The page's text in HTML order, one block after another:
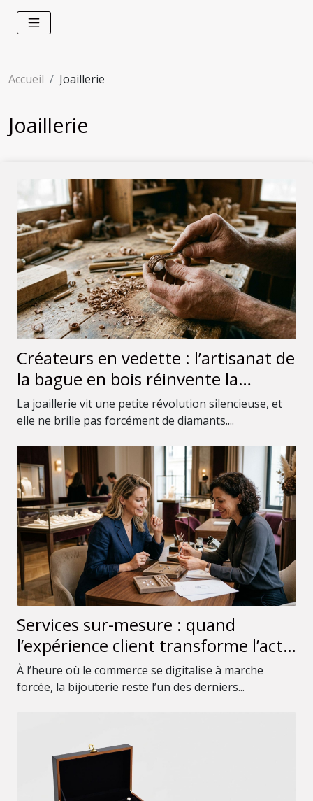
Accueil Joaillerie
Joaillerie
Créateurs en vedette : l’artisanat de
la bague en bois réinvente la
joaillerie
La joaillerie vit une petite révolution silencieuse, et
elle ne brille pas forcément de diamants....
Services sur-mesure : quand
l’expérience client transforme l’acte
d’achat en bijouterie
À l’heure où le commerce se digitalise à marche
forcée, la bijouterie reste l’un des derniers...